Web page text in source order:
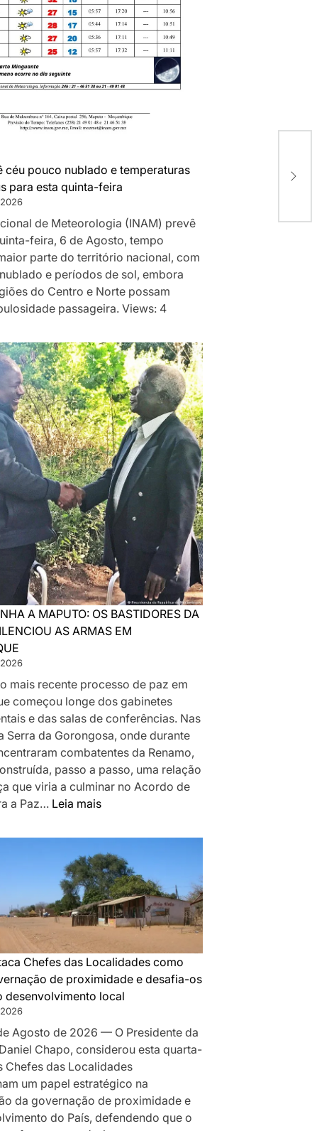
céu pouco nublado e temperaturas
para esta quinta-feira
de Meteorologia (INAM) prevê
feira, 6 de Agosto, tempo
parte do território nacional, com
e períodos de sol, embora
do Centro e Norte possam
passageira. Views: 4
A MAPUTO: OS BASTIDORES DA
AS ARMAS EM
mais recente processo de paz em
começou longe dos gabinetes
e das salas de conferências. Nas
Serra da Gorongosa, onde durante
combatentes da Renamo,
passo a passo, uma relação
que viria a culminar no Acordo de
a Paz… Leia mais:
MONTANHA
A
MAPUTO:
OS
BASTIDORES
DA
QUE
SILENCIOU
AS
MOÇAMBIQUE
Chefes das Localidades como
de proximidade e desafia-os
desenvolvimento local
Agosto de 2026 — O Presidente da
Chapo, considerou esta quarta-
Chefes das Localidades
um papel estratégico na
da governação de proximidade e
do País, defendendo que o